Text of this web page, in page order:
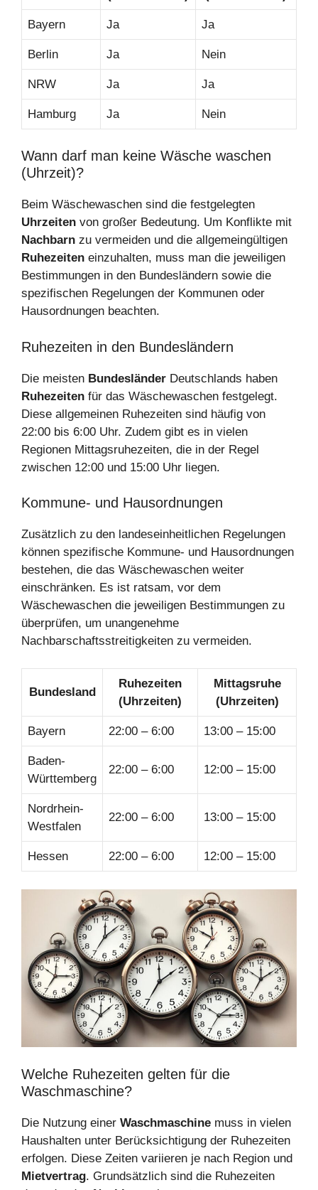
Bayern Ja Ja
Berlin Ja Nein
NRW Ja Ja
Hamburg Ja Nein
Wann darf man keine Wäsche waschen
(Uhrzeit)?
Beim Wäschewaschen sind die festgelegten
Uhrzeiten von großer Bedeutung. Um Konflikte mit
Nachbarn zu vermeiden und die allgemeingültigen
Ruhezeiten einzuhalten, muss man die jeweiligen
Bestimmungen in den Bundesländern sowie die
spezifischen Regelungen der Kommunen oder
Hausordnungen beachten.
Ruhezeiten in den Bundesländern
Die meisten Bundesländer Deutschlands haben
Ruhezeiten für das Wäschewaschen festgelegt.
Diese allgemeinen Ruhezeiten sind häufig von
22:00 bis 6:00 Uhr. Zudem gibt es in vielen
Regionen Mittagsruhezeiten, die in der Regel
zwischen 12:00 und 15:00 Uhr liegen.
Kommune- und Hausordnungen
Zusätzlich zu den landeseinheitlichen Regelungen
können spezifische Kommune- und Hausordnungen
bestehen, die das Wäschewaschen weiter
einschränken. Es ist ratsam, vor dem
Wäschewaschen die jeweiligen Bestimmungen zu
überprüfen, um unangenehme
Nachbarschaftsstreitigkeiten zu vermeiden.
Bundesland
Ruhezeiten
(Uhrzeiten)
Mittagsruhe
(Uhrzeiten)
Bayern 22:00 – 6:00 13:00 – 15:00
Baden-
Württemberg
22:00 – 6:00 12:00 – 15:00
Nordrhein-
Westfalen
22:00 – 6:00 13:00 – 15:00
Hessen 22:00 – 6:00 12:00 – 15:00
Welche Ruhezeiten gelten für die
Waschmaschine?
Die Nutzung einer Waschmaschine muss in vielen
Haushalten unter Berücksichtigung der Ruhezeiten
erfolgen. Diese Zeiten variieren je nach Region und
Mietvertrag. Grundsätzlich sind die Ruhezeiten